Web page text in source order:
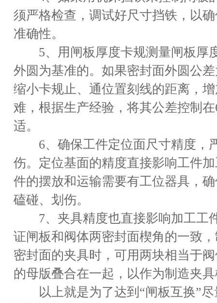
须严格检查，调试好尺寸挡铁，以
准确性。
5、用闸板厚度卡规测量闸板厚
外圆为基准的。如果密封面外圆公
缩小卡规止、通位置刻线的距离，
难，根据生产经验，将其公差控制
适。
6、确保工件定位面尺寸精度，
伤。定位基面的精度直接影响工件
件的摆放和运输需要有工位器具，
磕碰、划伤。
7、夹具精度也直接影响加工工
证闸板和阀体两密封面楔角的一致
密封面的夹具时，可用两块相当于
的母版叠合在一起，以作为制造夹
以上就是为了达到“闸板互换”尽